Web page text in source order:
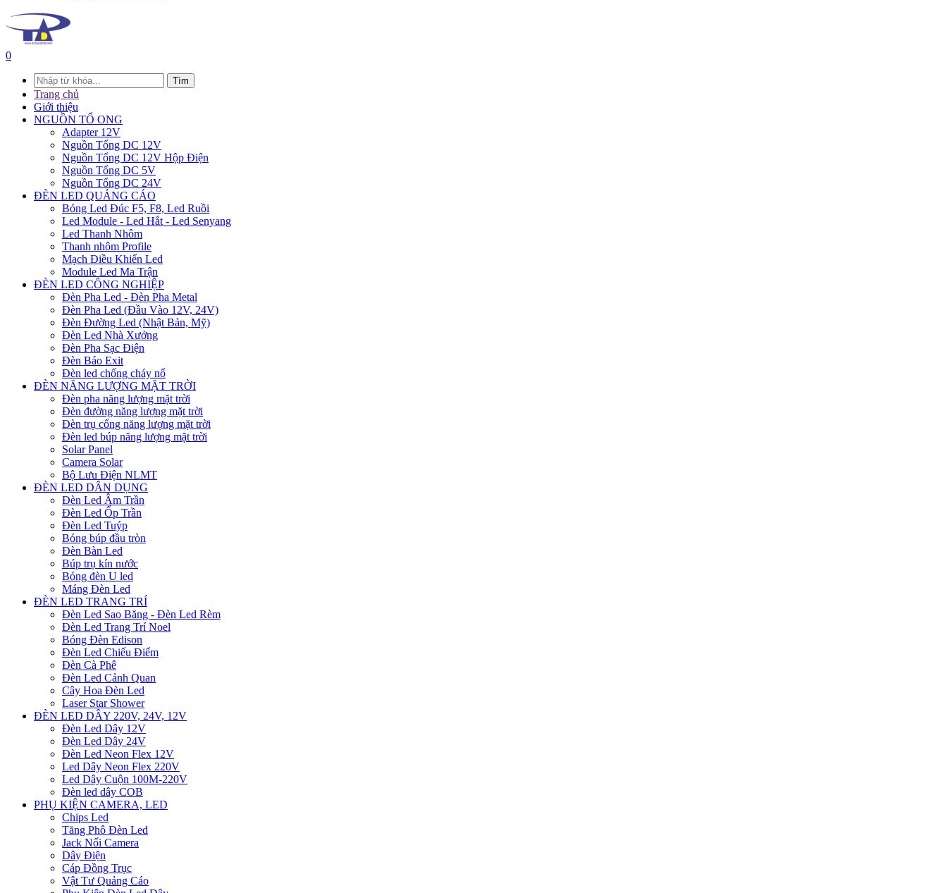
0
Tìm
Trang chủ
Giới thiệu
NGUỒN TỔ ONG
Adapter 12V
Nguồn Tổng DC 12V
Nguồn Tổng DC 12V Hộp Điện
Nguồn Tổng DC 5V
Nguồn Tổng DC 24V
ĐÈN LED QUẢNG CÁO
Bóng Led Đúc F5, F8, Led Ruồi
Led Module - Led Hắt - Led Senyang
Led Thanh Nhôm
Thanh nhôm Profile
Mạch Điều Khiển Led
Module Led Ma Trận
ĐÈN LED CÔNG NGHIỆP
Đèn Pha Led - Đèn Pha Metal
Đèn Pha Led (Đầu Vào 12V, 24V)
Đèn Đường Led (Nhật Bản, Mỹ)
Đèn Led Nhà Xưởng
Đèn Pha Sạc Điện
Đèn Báo Exit
Đèn led chống cháy nổ
ĐÈN NĂNG LƯỢNG MẶT TRỜI
Đèn pha năng lượng mặt trời
Đèn đường năng lượng mặt trời
Đèn trụ cổng năng lượng mặt trời
Đèn led búp năng lượng mặt trời
Solar Panel
Camera Solar
Bộ Lưu Điện NLMT
ĐÈN LED DÂN DỤNG
Đèn Led Âm Trần
Đèn Led Ốp Trần
Đèn Led Tuýp
Bóng búp đầu tròn
Đèn Bàn Led
Búp trụ kín nước
Bóng đèn U led
Máng Đèn Led
ĐÈN LED TRANG TRÍ
Đèn Led Sao Băng - Đèn Led Rèm
Đèn Led Trang Trí Noel
Bóng Đèn Edison
Đèn Led Chiếu Điểm
Đèn Cà Phê
Đèn Led Cảnh Quan
Cây Hoa Đèn Led
Laser Star Shower
ĐÈN LED DÂY 220V, 24V, 12V
Đèn Led Dây 12V
Đèn Led Dây 24V
Đèn Led Neon Flex 12V
Led Dây Neon Flex 220V
Led Dây Cuộn 100M-220V
Đèn led dây COB
PHỤ KIỆN CAMERA, LED
Chips Led
Tăng Phô Đèn Led
Jack Nối Camera
Dây Điện
Cáp Đồng Trục
Vật Tư Quảng Cáo